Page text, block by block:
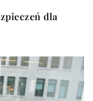
dla